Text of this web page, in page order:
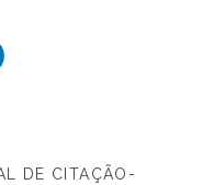
DE CITAÇÃO-